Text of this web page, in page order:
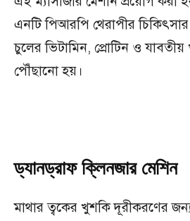
এনটি পিআরপি থেরাপীর
চুলের ভিটামিন, প্রোটিন ও
পৌঁছানো হয়।
ড্যানড্রাফ ক্লিনজার মেশিন
মাথার ত্বকের খুশকি দূরীকরণের